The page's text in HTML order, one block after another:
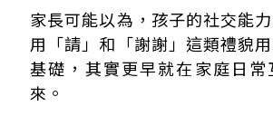
家長可能以為，孩子的社交能
用「請」和「謝謝」這類禮貌
基礎，其實更早就在家庭日常
來。